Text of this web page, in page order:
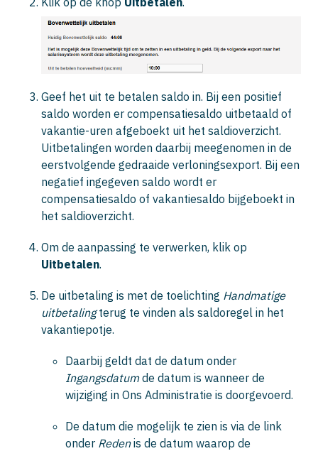
Geef het uit te betalen saldo in. Bij een positief
saldo worden er compensatiesaldo uitbetaald of
vakantie-uren afgeboekt uit het saldioverzicht.
Uitbetalingen worden daarbij meegenomen in de
eerstvolgende gedraaide verloningsexport. Bij een
negatief ingegeven saldo wordt er
compensatiesaldo of vakantiesaldo bijgeboekt in
het saldioverzicht.
Om de aanpassing te verwerken, klik op
Uitbetalen.
De uitbetaling is met de toelichting Handmatige
uitbetalingterug te vinden als saldoregel in het
vakantiepotje.
Daarbij geldt dat de datum onder
Ingangsdatumde datum is wanneer de
wijziging in Ons Administratie is doorgevoerd.
De datum die mogelijk te zien is via de link
onder Redenis de datum waarop de